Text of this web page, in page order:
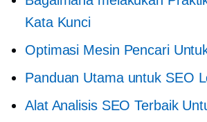
Kata Kunci
Optimasi Mesin Pencari
Panduan Utama untuk SEO
Alat Analisis SEO Terbaik